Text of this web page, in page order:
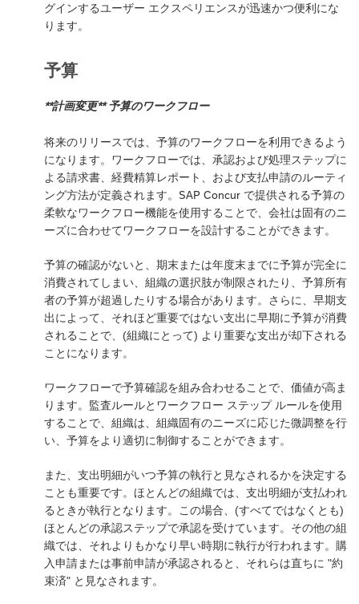
グインするユーザー エクスペリエンスが迅速かつ便利にな
ります。
予算
**計画変更** 予算のワークフロー
将来のリリースでは、予算のワークフローを利用できるよう
になります。ワークフローでは、承認および処理ステップに
よる請求書、経費精算レポート、および支払申請のルーティ
ング方法が定義されます。SAP Concur で提供される予算の
柔軟なワークフロー機能を使用することで、会社は固有のニ
ーズに合わせてワークフローを設計することができます。
予算の確認がないと、期末または年度末までに予算が完全に
消費されてしまい、組織の選択肢が制限されたり、予算所有
者の予算が超過したりする場合があります。さらに、早期支
出によって、それほど重要ではない支出に早期に予算が消費
されることで、(組織にとって) より重要な支出が却下される
ことになります。
ワークフローで予算確認を組み合わせることで、価値が高ま
ります。監査ルールとワークフロー ステップ ルールを使用
することで、組織は、組織固有のニーズに応じた微調整を行
い、予算をより適切に制御することができます。
また、支出明細がいつ予算の執行と見なされるかを決定する
ことも重要です。ほとんどの組織では、支出明細が支払われ
るときが執行となります。この場合、(すべてではなくとも)
ほとんどの承認ステップで承認を受けています。その他の組
織では、それよりもかなり早い時期に執行が行われます。購
入申請または事前申請が承認されると、それらは直ちに "約
束済" と見なされます。